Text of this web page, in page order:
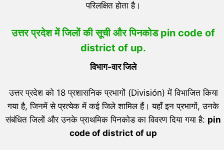
परिलक्षित होता है।
उत्तर प्रदेश में जिलों की सूची और पिनकोड pin code of
district of up.
विभाग-वार जिले
उत्तर प्रदेश को 18 प्रशासनिक प्रभागों (División) में विभाजित किया
गया है, जिनमें से प्रत्येक में कई जिले शामिल हैं। यहाँ इन प्रभागों, उनके
संबंधित जिलों और उनके प्राथमिक पिनकोड का विवरण दिया गया है: pin
code of district of up